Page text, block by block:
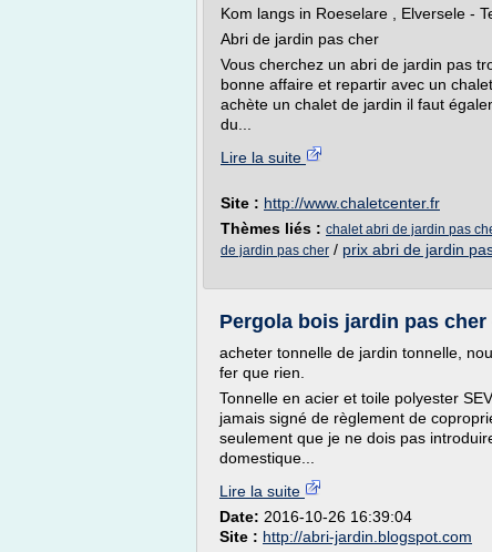
Kom langs in Roeselare , Elversele -
Abri de jardin pas cher
Vous cherchez un abri de jardin pas
bonne affaire et repartir avec un
achète un chalet de jardin il faut
du...
Lire la suite
Site : http://www.chaletcenter.fr
Thèmes liés : chalet abri de jardin pas
de jardin pas cher / prix abri de jardin
Pergola bois jardin pas
acheter tonnelle de jardin tonnelle,
fer que rien.
Tonnelle en acier et toile polyester
jamais signé de règlement de
seulement que je ne dois pas
domestique...
Lire la suite
Date: 2016-10-26 16:39:04
Site : http://abri-jardin.blogspot.com